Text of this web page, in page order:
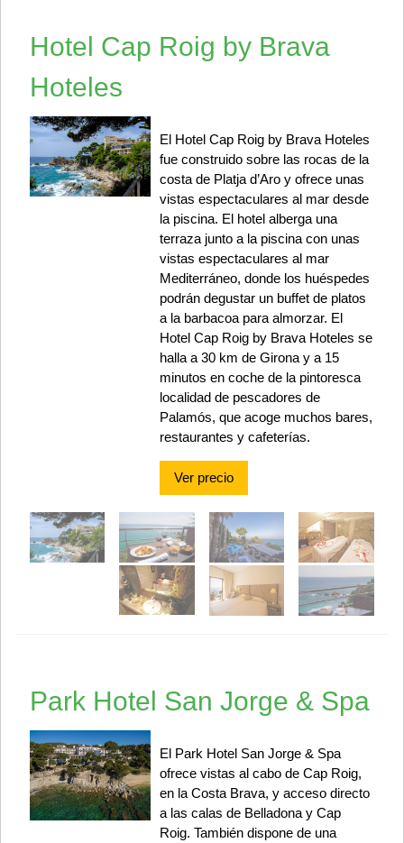
Hotel Cap Roig by Brava
Hoteles
El Hotel Cap Roig by Brava Hoteles
fue construido sobre las rocas de la
costa de Platja d’Aro y ofrece unas
vistas espectaculares al mar desde
la piscina. El hotel alberga una
terraza junto a la piscina con unas
vistas espectaculares al mar
Mediterráneo, donde los huéspedes
podrán degustar un buffet de platos
a la barbacoa para almorzar. El
Hotel Cap Roig by Brava Hoteles se
halla a 30 km de Girona y a 15
minutos en coche de la pintoresca
localidad de pescadores de
Palamós, que acoge muchos bares,
restaurantes y cafeterías.
Ver precio
Park Hotel San Jorge & Spa
El Park Hotel San Jorge & Spa
ofrece vistas al cabo de Cap Roig,
en la Costa Brava, y acceso directo
a las calas de Belladona y Cap
Roig. También dispone de una